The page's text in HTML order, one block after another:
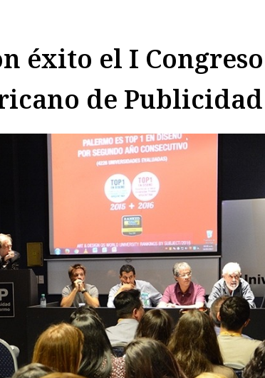
éxito el I Congreso
de Publicidad